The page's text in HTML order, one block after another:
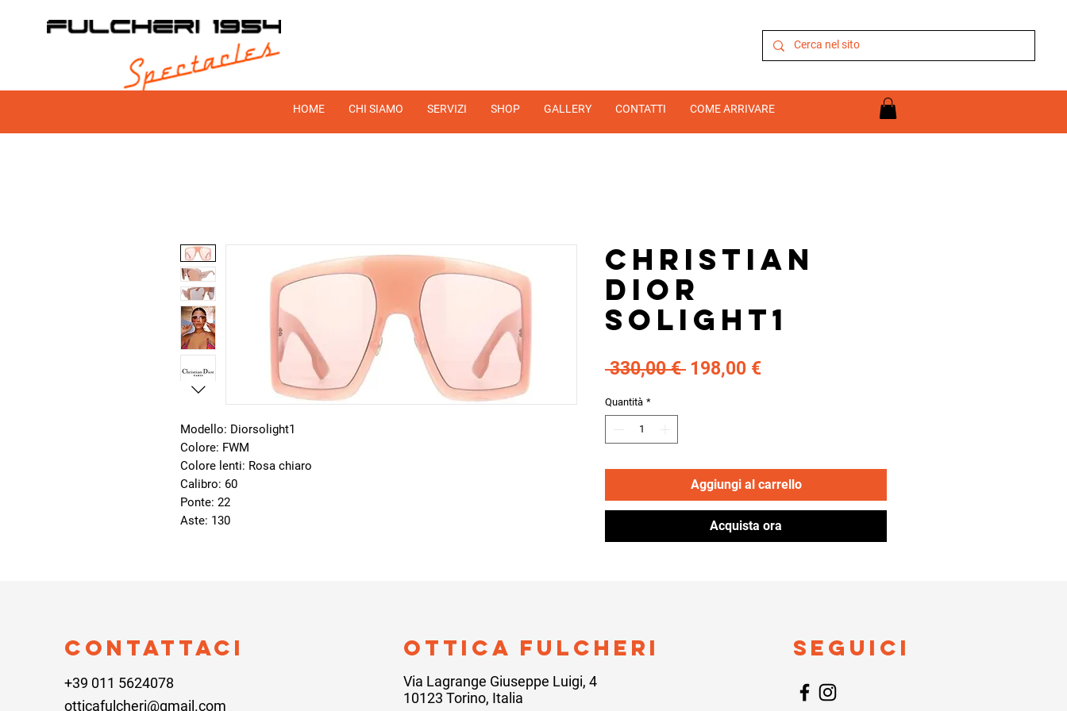
HOME CHI SIAMO SERVIZI SHOP GALLERY CONTATTI COME ARRIVARE
Modello: Diorsolight1
Colore: FWM
Colore lenti: Rosa chiaro
Calibro: 60
Ponte: 22
Aste: 130
Christian
Dior
Solight1
330,00 € Prezzo
198,00 €Prezzo
Quantità *
Aggiungi al carrello
Acquista ora
Contattaci
+39 011 5624078
otticafulcheri@gmail.com
ottica fulcheri
Via Lagrange Giuseppe Luigi, 4
10123 Torino, Italia
Seguici